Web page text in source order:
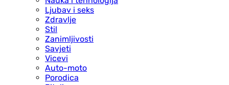
Ljubav i seks
Zdravlje
Stil
Zanimljivosti
Savjeti
Vicevi
Auto-moto
Porodica